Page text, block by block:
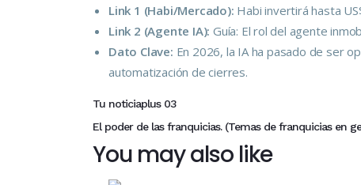
Link 1 (Habi/Mercado): Habi invertirá hasta
Link 2 (Agente IA): Guía: El rol del agente
Dato Clave: En 2026, la IA ha pasado de ser
automatización de cierres.
Tu noticiaplus 03
El poder de las franquicias. (Temas de franquicias en
You may also like